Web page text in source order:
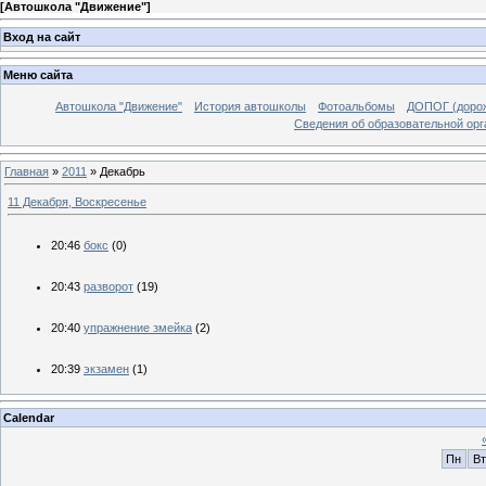
[Автошкола "Движение"]
Вход на сайт
Меню сайта
Автошкола "Движение" История автошколы Фотоальбомы
ДОПОГ
Сведения об образовательной
Главная » 2011 » Декабрь
11 Декабря, Воскресенье
20:46 бокс (0)
20:43 разворот (19)
20:40 упражнение змейка (2)
20:39 экзамен (1)
Calendar
Пн
Вт